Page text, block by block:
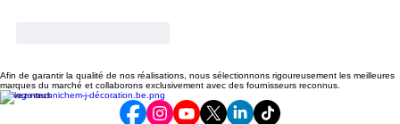
J'aime Répondre